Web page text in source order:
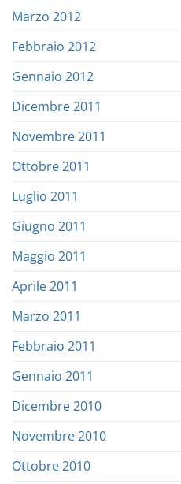
Marzo 2012
Febbraio 2012
Gennaio 2012
Dicembre 2011
Novembre 2011
Ottobre 2011
Luglio 2011
Giugno 2011
Maggio 2011
Aprile 2011
Marzo 2011
Febbraio 2011
Gennaio 2011
Dicembre 2010
Novembre 2010
Ottobre 2010